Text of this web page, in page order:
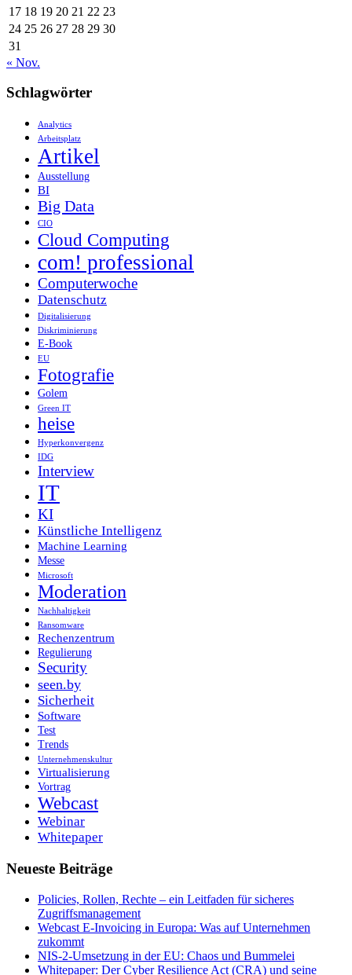
17 18 19 20 21 22 23
24 25 26 27 28 29 30
31
« Nov.
Schlagwörter
Analytics
Arbeitsplatz
Artikel
Ausstellung
BI
Big Data
CIO
Cloud Computing
com! professional
Computerwoche
Datenschutz
Digitalisierung
Diskriminierung
E-Book
EU
Fotografie
Golem
Green IT
heise
Hyperkonvergenz
IDG
Interview
IT
KI
Künstliche Intelligenz
Machine Learning
Messe
Microsoft
Moderation
Nachhaltigkeit
Ransomware
Rechenzentrum
Regulierung
Security
seen.by
Sicherheit
Software
Test
Trends
Unternehmenskultur
Virtualisierung
Vortrag
Webcast
Webinar
Whitepaper
Neueste Beiträge
Policies, Rollen, Rechte – ein Leitfaden für sicheres
Zugriffsmanagement
Webcast E-Invoicing in Europa: Was auf Unternehmen
zukommt
NIS-2-Umsetzung in der EU: Chaos und Bummelei
Whitepaper: Der Cyber Resilience Act (CRA) und seine